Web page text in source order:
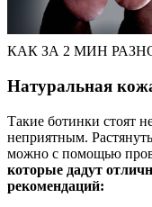
КАК ЗА 2 МИН
Натуральная
Такие ботинки стоят
неприятным.
можно с помощью
которые дадут
рекомендаций: